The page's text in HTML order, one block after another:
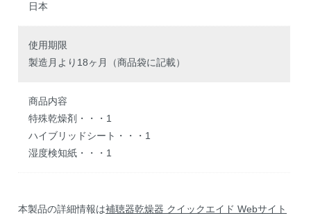
日本
使用期限
製造月より18ヶ月（商品袋に記載）
商品内容
特殊乾燥剤・・・1
ハイブリッドシート・・・1
湿度検知紙・・・1
本製品の詳細情報は補聴器乾燥器 クイックエイド Webサイト